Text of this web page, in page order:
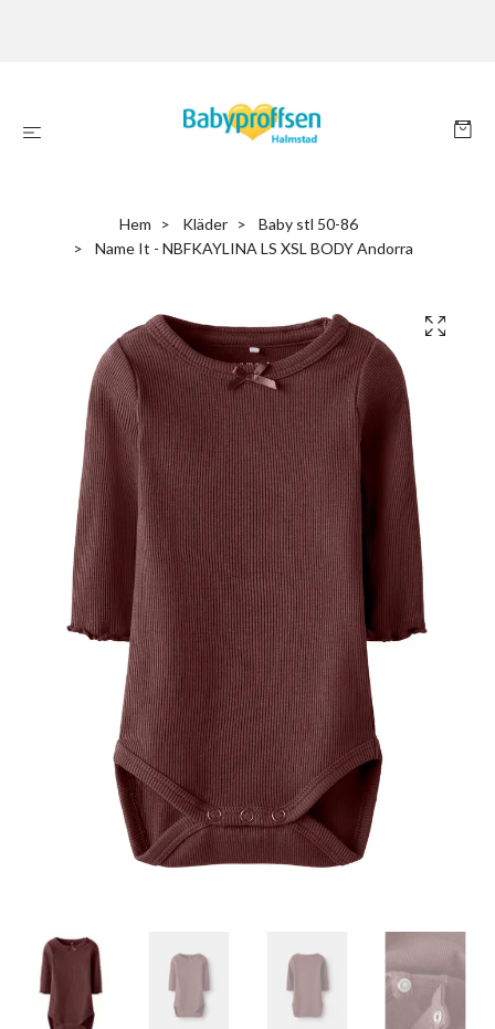
Hem Kläder
Baby stl 50-86
Name It - NBFKAYLINA LS XSL BODY Andorra